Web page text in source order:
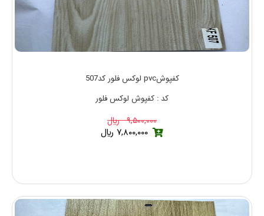
کفپوشpvc لوکس فلور کد507
کد : کفپوش لوکس فلور
۹,۵۰۰,۰۰۰ ريال
۷,۸۰۰,۰۰۰ ريال